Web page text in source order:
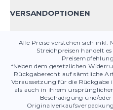
VERSANDOPTIONEN
Alle Preise verstehen sich inkl.
Streichpreisen handelt
*Neben dem gesetzlichen
Rückgaberecht auf sämtliche
Voraussetzung für die Rückgabe
als auch in ihrem
Beschädigung und/